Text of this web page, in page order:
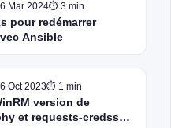
Mar 2024⏱ 3 min
pour redémarrer
Ansible
Oct 2023⏱ 1 min
version de
et requests-credssp